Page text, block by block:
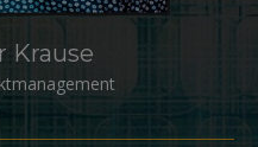
Krause